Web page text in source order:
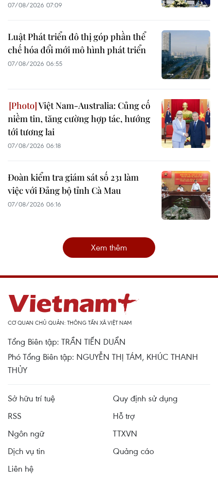
07/08/2026 07:09
Luật Phát triển đô thị góp phần thể
chế hóa đổi mới mô hình phát triển
07/08/2026 06:55
Việt Nam-Australia: Củng cố
niềm tin, tăng cường hợp tác, hướng
tới tương lai
07/08/2026 06:18
Đoàn kiểm tra giám sát số 231 làm
việc với Đảng bộ tỉnh Cà Mau
07/08/2026 06:16
Xem thêm
CƠ QUAN CHỦ QUẢN: THÔNG TẤN XÃ VIỆT NAM
Tổng Biên tập: TRẦN TIẾN DUẨN
Phó Tổng Biên tập: NGUYỄN THỊ TÁM, KHÚC THANH
THỦY
Sở hữu trí tuệ
Quy định sử dụng
RSS
Hỗ trợ
Ngôn ngữ
TTXVN
Dịch vụ tin
Quảng cáo
Liên hệ